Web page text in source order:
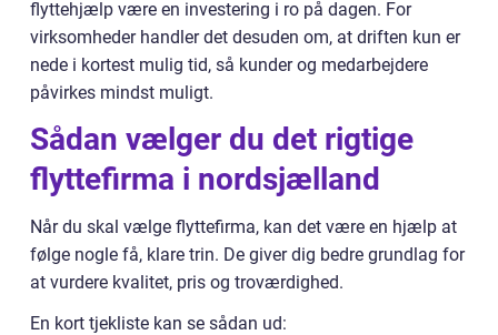
flyttehjælp være en investering i ro på dagen. For
virksomheder handler det desuden om, at driften kun er
nede i kortest mulig tid, så kunder og medarbejdere
påvirkes mindst muligt.
Sådan vælger du det rigtige
flyttefirma i nordsjælland
Når du skal vælge flyttefirma, kan det være en hjælp at
følge nogle få, klare trin. De giver dig bedre grundlag for
at vurdere kvalitet, pris og troværdighed.
En kort tjekliste kan se sådan ud: